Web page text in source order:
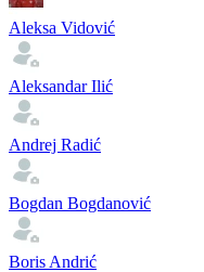
Aleksa Vidović
Aleksandar Ilić
Andrej Radić
Bogdan Bogdanović
Boris Andrić